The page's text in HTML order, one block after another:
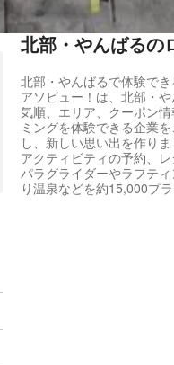
北部・やんばるの
北部・やんばるで体験で
アソビュー！は、北部・
気順、エリア、クーポン
ミングを体験できる企業
し、新しい思い出を作りま
アクティビティの予約、
パラグライダーやラフテ
り温泉などを約15,000プ